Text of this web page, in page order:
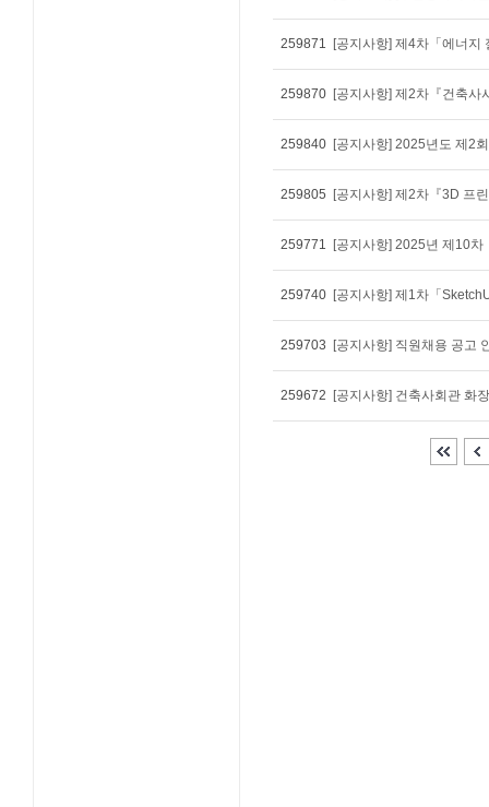
259871 [공지사항] 제4차「에너지
259870 [공지사항] 제2차『건축사
259840 [공지사항] 2025년도 제2
259805
259771
259740 [공지사항] 제1차「
259703 [공지사항] 직원채용 공고
259672